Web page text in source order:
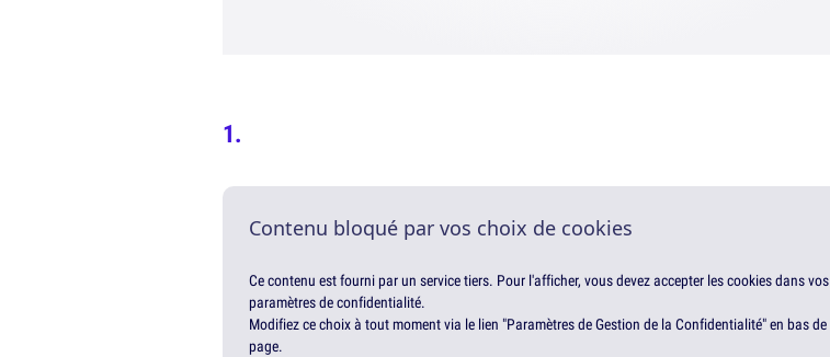
Contenu bloqué par vos choix de cookies
Ce contenu est fourni par un service tiers. Pour l'afficher, vous devez accepter les cookies dans vos
paramètres de confidentialité.
Modifiez ce choix à tout moment via le lien "Paramètres de Gestion de la Confidentialité" en bas de
page.